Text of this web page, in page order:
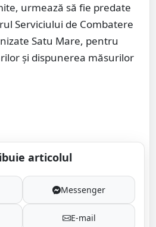
urmează să fie predate
Serviciului de Combatere
Satu Mare, pentru
și dispunerea măsurilor
articolul
Messenger
E-mail